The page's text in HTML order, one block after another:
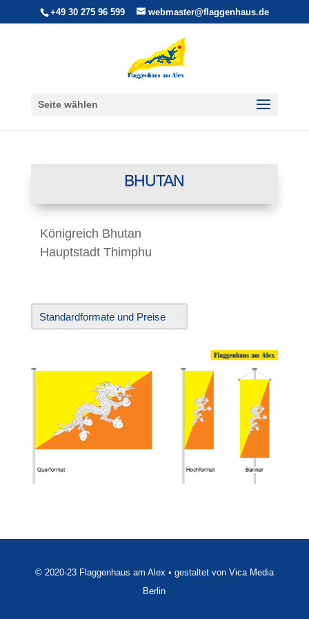
+49 30 275 96 599 webmaster@flaggenhaus.de
Seite wählen
BHUTAN
Königreich Bhutan
Hauptstadt Thimphu
Standardformate und Preise
© 2020-23 Flaggenhaus am Alex • gestaltet von Vica Media
Berlin